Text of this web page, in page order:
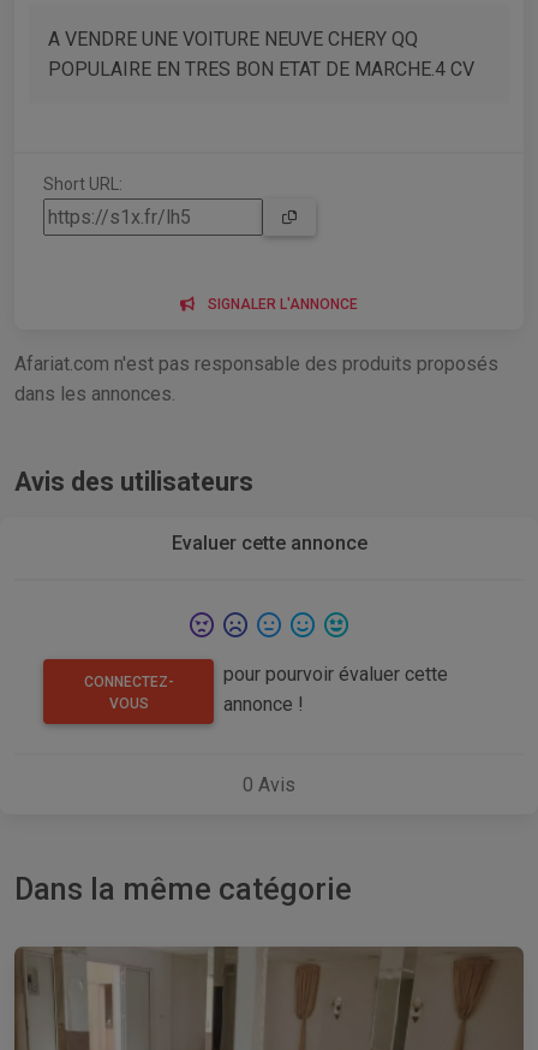
A VENDRE UNE VOITURE NEUVE CHERY QQ
POPULAIRE EN TRES BON ETAT DE MARCHE.4 CV
Short URL:
SIGNALER L'ANNONCE
Afariat.com n'est pas responsable des produits proposés
dans les annonces.
Avis des utilisateurs
Evaluer cette annonce
CONNECTEZ-
VOUS
pour pourvoir évaluer cette
annonce !
0 Avis
Dans la même catégorie